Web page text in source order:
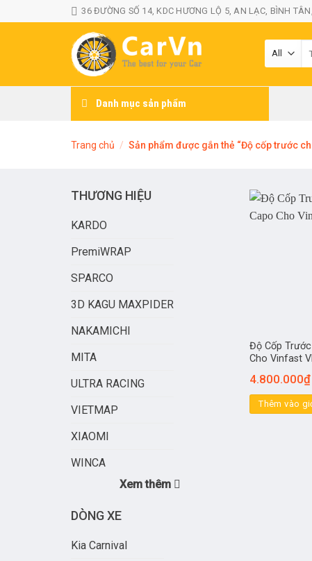
to
36 ĐƯỜNG SỐ 14, KDC HƯƠNG LỘ 5, AN LẠC, BÌNH
Danh mục sản phẩm
Trang chủ / Sản phẩm được gắn thẻ “Độ cốp trước
THƯƠNG HIỆU
KARDO
PremiWRAP
SPARCO
3D KAGU MAXPIDER
NAKAMICHI
MITA
ULTRA RACING
VIETMAP
XIAOMI
WINCA
Xem thêm
DÒNG XE
Kia Carnival
Độ Cốp
Cho Vinfast
4.800.000₫
Thêm vào